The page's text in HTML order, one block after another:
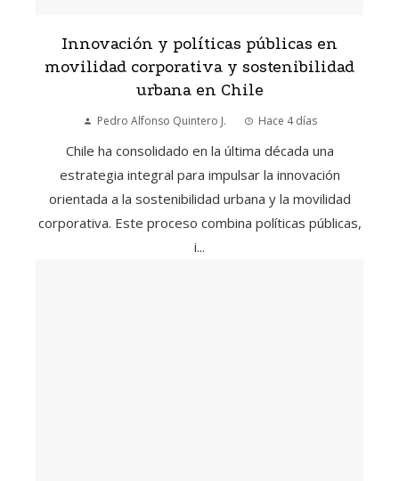
Innovación y políticas públicas en
movilidad corporativa y sostenibilidad
urbana en Chile
Pedro Alfonso Quintero J. Hace 4 días
Chile ha consolidado en la última década una
estrategia integral para impulsar la innovación
orientada a la sostenibilidad urbana y la movilidad
corporativa. Este proceso combina políticas públicas,
i...